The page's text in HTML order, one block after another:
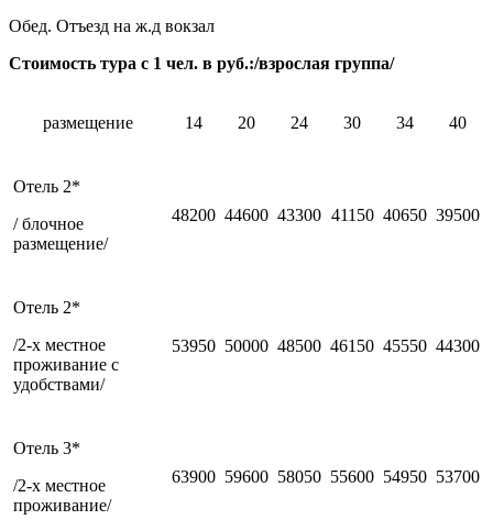
Обед. Отъезд на ж.д вокзал
Стоимость тура с 1 чел. в руб.:/взрослая группа/
размещение 14 20 24 30 34 40
Отель 2*
/ блочное
размещение/
48200 44600 43300 41150 40650 39500
Отель 2*
/2-х местное
проживание с
удобствами/
53950 50000 48500 46150 45550 44300
Отель 3*
/2-х местное
проживание/
63900 59600 58050 55600 54950 53700